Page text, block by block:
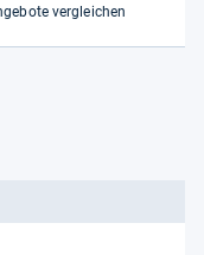
vergleichen